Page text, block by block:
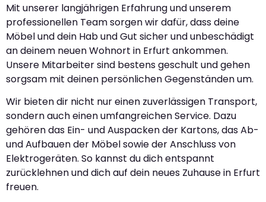
Mit unserer langjährigen Erfahrung und unserem
professionellen Team sorgen wir dafür, dass deine
Möbel und dein Hab und Gut sicher und unbeschädigt
an deinem neuen Wohnort in Erfurt ankommen.
Unsere Mitarbeiter sind bestens geschult und gehen
sorgsam mit deinen persönlichen Gegenständen um.
Wir bieten dir nicht nur einen zuverlässigen Transport,
sondern auch einen umfangreichen Service. Dazu
gehören das Ein- und Auspacken der Kartons, das Ab-
und Aufbauen der Möbel sowie der Anschluss von
Elektrogeräten. So kannst du dich entspannt
zurücklehnen und dich auf dein neues Zuhause in Erfurt
freuen.